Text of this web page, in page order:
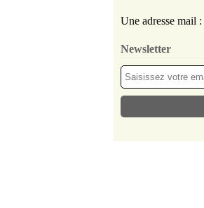
Une adresse mail :
Newsletter